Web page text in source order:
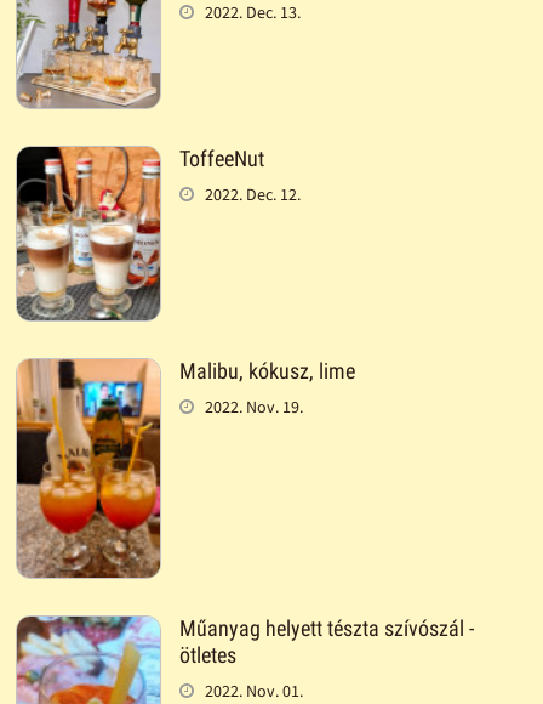
2022. Dec. 13.
ToffeeNut
2022. Dec. 12.
Malibu, kókusz, lime
2022. Nov. 19.
Műanyag helyett tészta szívószál -
ötletes
2022. Nov. 01.